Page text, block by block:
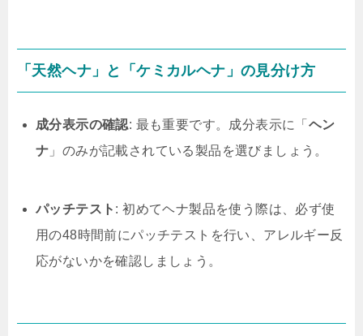
「天然ヘナ」と「ケミカルヘナ」の見分け方
成分表示の確認: 最も重要です。成分表示に「 ヘン
ナ 」のみが記載されている製品を選びましょう。
パッチテスト : 初めてヘナ製品を使う際は、必ず使
用の48時間前にパッチテストを行い、アレルギー反
応がないかを確認しましょう。